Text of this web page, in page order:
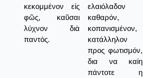
κεκομμένον εἰς
φῶς, καῦσαι
λύχνον διὰ
παντός.
ελαιόλαδον
καθαρόν,
κοπανισμένον,
κατάλληλον
προς φωτισμόν,
δια να καίη
πάντοτε η